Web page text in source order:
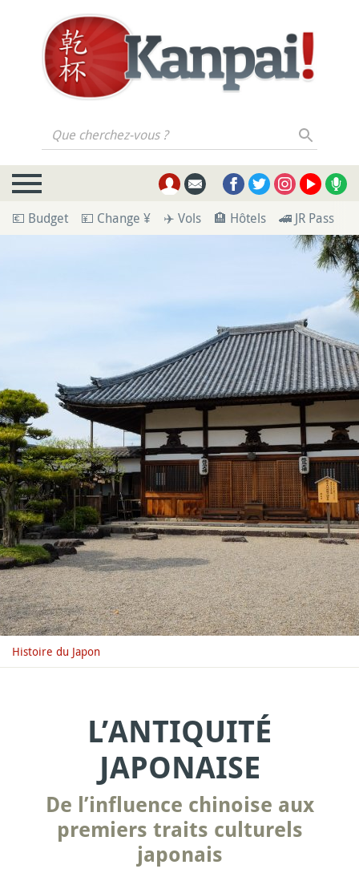
Que cherchez-vous ?
💶 Budget 💴 Change ¥ ✈️ Vols 🏨 Hôtels 🚄 JR Pass
Histoire du Japon
L’ANTIQUITÉ
JAPONAISE
De l’influence chinoise aux
premiers traits culturels
japonais